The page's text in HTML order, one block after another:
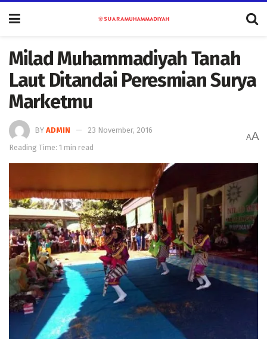
Milad Muhammadiyah Tanah
Laut Ditandai Peresmian Surya
Marketmu
BY ADMIN
23 November, 2016
Reading Time: 1 min read
AA